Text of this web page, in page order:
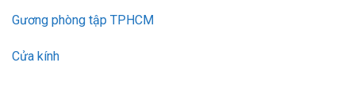
Gương phòng tập TPHCM
Cửa kính